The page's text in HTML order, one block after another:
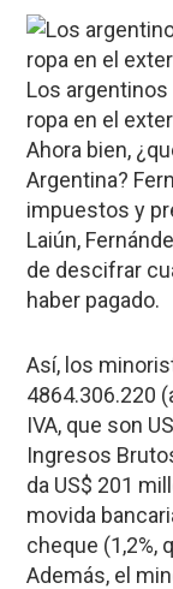
Los
ropa en el
Ahora bien,
Argentina?
impuestos y
Laiún,
de descifrar
haber pagado.
Así, los
4864.306.220
IVA, que son
Ingresos
da US$ 201
movida
cheque (1,2%,
Además, el